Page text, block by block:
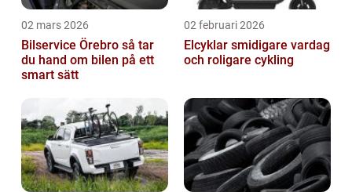
02 mars 2026
Bilservice Örebro så tar
du hand om bilen på ett
smart sätt
02 februari 2026
Elcyklar smidigare vardag
och roligare cykling